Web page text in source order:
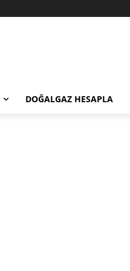
DOĞALGAZ HESAPLA